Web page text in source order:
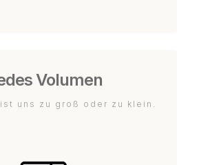
Volumen
uns zu groß oder zu klein.